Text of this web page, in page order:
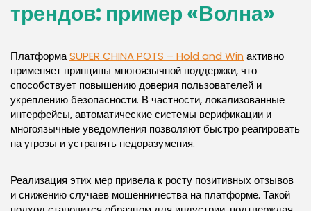
трендов: пример «Волна»
ПлатформаSUPER CHINA POTS – Hold and Win активно
применяет принципы многоязычной поддержки, что
способствует повышению доверия пользователей и
укреплению безопасности. В частности, локализованные
интерфейсы, автоматические системы верификации и
многоязычные уведомления позволяют быстро реагировать
на угрозы и устранять недоразумения.
Реализация этих мер привела к росту позитивных отзывов
и снижению случаев мошенничества на платформе. Такой